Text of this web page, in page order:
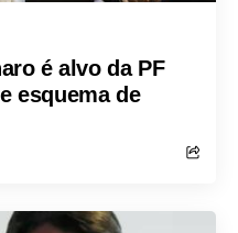
é alvo da PF
esquema de